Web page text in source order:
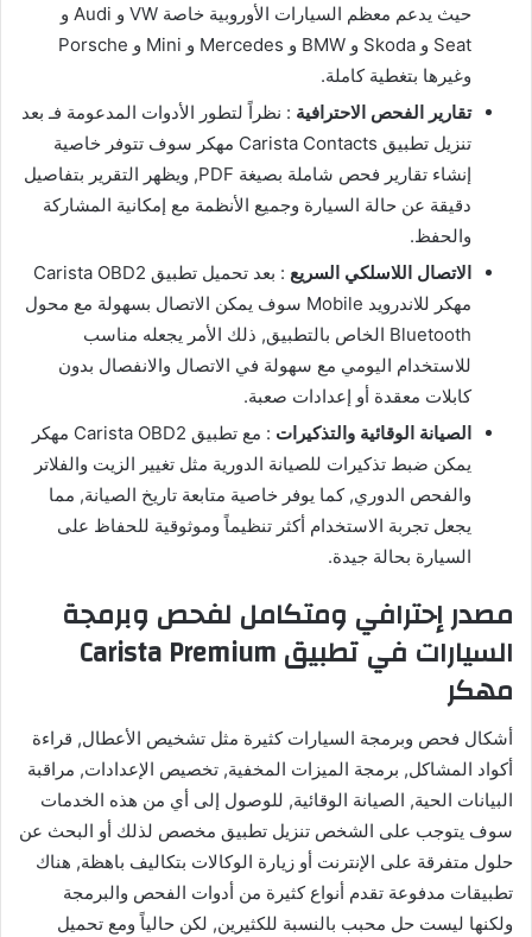
حيث يدعم معظم السيارات الأوروبية خاصة VW و Audi و
Seat و Skoda و BMW و Mercedes و Mini و Porsche
وغيرها بتغطية كاملة.
تقارير الفحص الاحترافية : نظراً لتطور الأدوات المدعومة فـ بعد
تنزيل تطبيق Carista Contacts مهكر سوف تتوفر خاصية
إنشاء تقارير فحص شاملة بصيغة PDF, ويظهر التقرير بتفاصيل
دقيقة عن حالة السيارة وجميع الأنظمة مع إمكانية المشاركة
والحفظ.
الاتصال اللاسلكي السريع
: بعد تحميل تطبيق Carista OBD2
مهكر للاندرويد Mobile سوف يمكن الاتصال بسهولة مع محول
Bluetooth الخاص بالتطبيق, ذلك الأمر يجعله مناسب
للاستخدام اليومي مع سهولة في الاتصال والانفصال بدون
كابلات معقدة أو إعدادات صعبة.
الصيانة الوقائية والتذكيرات
: مع تطبيق Carista OBD2 مهكر
يمكن ضبط تذكيرات للصيانة الدورية مثل تغيير الزيت والفلاتر
والفحص الدوري, كما يوفر خاصية متابعة تاريخ الصيانة, مما
يجعل تجربة الاستخدام أكثر تنظيماً وموثوقية للحفاظ على
السيارة بحالة جيدة.
مصدر إحترافي ومتكامل لفحص وبرمجة
السيارات في تطبيق Carista Premium
مهكر
أشكال فحص وبرمجة السيارات كثيرة مثل تشخيص الأعطال, قراءة
أكواد المشاكل, برمجة الميزات المخفية, تخصيص الإعدادات, مراقبة
البيانات الحية, الصيانة الوقائية, للوصول إلى أي من هذه الخدمات
سوف يتوجب على الشخص تنزيل تطبيق مخصص لذلك أو البحث عن
حلول متفرقة على الإنترنت أو زيارة الوكالات بتكاليف باهظة, هناك
تطبيقات مدفوعة تقدم أنواع كثيرة من أدوات الفحص والبرمجة
ولكنها ليست حل محبب بالنسبة للكثيرين, لكن حالياً ومع تحميل